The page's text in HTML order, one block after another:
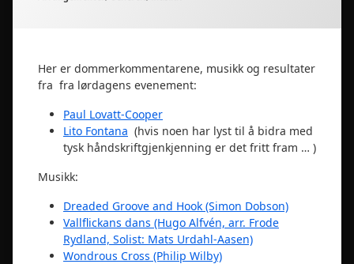
Her er dommerkommentarene, musikk og resultater
fra fra lørdagens evenement:
Paul Lovatt-Cooper
Lito Fontana (hvis noen har lyst til å bidra med
tysk håndskriftgjenkjenning er det fritt fram … )
Musikk:
Dreaded Groove and Hook (Simon Dobson)
Vallflickans dans (Hugo Alfvén, arr. Frode
Rydland, Solist: Mats Urdahl-Aasen)
Wondrous Cross (Philip Wilby)